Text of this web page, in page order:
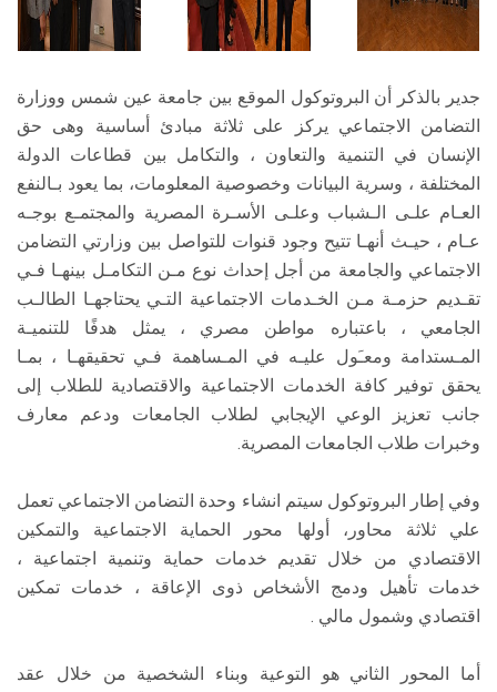
جدير بالذكر أن البروتوكول الموقع بين جامعة عين شمس ووزارة
التضامن الاجتماعي يركز على ثلاثة مبادئ أساسية وهى حق
الإنسان في التنمية والتعاون ، والتكامل بین قطاعات الدولة
المختلفة ، وسریة البیانات وخصوصیة المعلومات، بما یعود بـالنفع
العـام علـى الـشباب وعلـى الأسـرة المصرية والمجتمـع بوجـه
عـام ، حیـث أنهـا تتیح وجود قنوات للتواصل بین وزارتي التضامن
الاجتماعي والجامعة من أجل إحداث نوع مـن التكامـل بینهـا فـي
تقـدیم حزمـة مـن الخـدمات الاجتماعية التـي یحتاجهـا الطالـب
الجامعي ، باعتباره مواطن مصري ، یمثل هدفًا للتنمیـة
المـستدامة ومعـَول علیـه في المـساهمة فـي تحقیقهـا ، بمـا
یحقق توفیر كافة الخدمات الاجتماعية والاقتصادية للطلاب إلى
جانب تعزیز الوعي الإيجابي لطلاب الجامعات ودعم معارف
وخبرات طلاب الجامعات المصریة.
وفي إطار البروتوكول سيتم انشاء وحدة التضامن الاجتماعي تعمل
علي ثلاثة محاور، أولها محور الحمایة الاجتماعیة والتمكین
الاقتصادي من خلال تقدیم خدمات حمایة وتنمیة اجتماعية ،
خدمات تأهیل ودمج الأشخاص ذوى الإعاقة ، خدمات تمكین
اقتصادي وشمول مالي .
أما المحور الثاني هو التوعیة وبناء الشخصیة من خلال عقد